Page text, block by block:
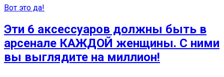
Вот это да!
Эти 6 аксессуаров должны быть в
арсенале КАЖДОЙ женщины. С ними
вы выглядите на миллион!